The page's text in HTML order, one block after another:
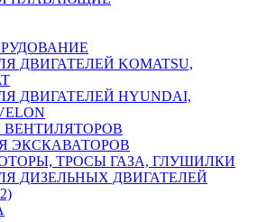
ДВИГАТЕЛЕЙ KOMATSU,
ДВИГАТЕЛЕЙ HYUNDAI,
ВЕНТИЛЯТОРОВ
ЭКСКАВАТОРОВ
ТРОСЫ ГАЗА, ГЛУШИЛКИ
ДИЗЕЛЬНЫХ ДВИГАТЕЛЕЙ